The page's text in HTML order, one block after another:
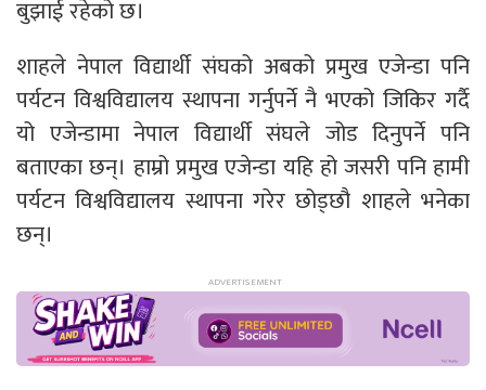
बुझाई रहेको छ।
शाहले नेपाल विद्यार्थी संघको अबको प्रमुख एजेन्डा पनि
पर्यटन विश्वविद्यालय स्थापना गर्नुपर्ने नै भएको जिकिर गर्दै
यो एजेन्डामा नेपाल विद्यार्थी संघले जोड दिनुपर्ने पनि
बताएका छन्। हाम्रो प्रमुख एजेन्डा यहि हो जसरी पनि हामी
पर्यटन विश्वविद्यालय स्थापना गरेर छोड्छौ शाहले भनेका
छन्।